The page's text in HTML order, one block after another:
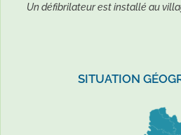
Un défibrilateur est installé au
SITUATION